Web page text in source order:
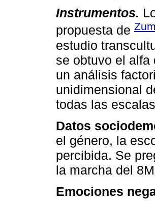
Instrumentos.
propuesta de
estudio
se obtuvo el alfa
un análisis
unidimensional
todas las
Datos
el género, la
percibida. Se
la marcha del
Emociones